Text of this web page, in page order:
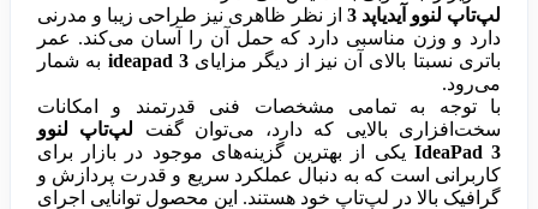
لپ‌تاپ لنوو آیدیاپد 3
از نظر ظاهری نیز طراحی زیبا و مدرنی
دارد و وزن مناسبی دارد که حمل آن را آسان می‌کند. عمر
باتری نسبتا بالای آن نیز از دیگر مزایایideapad 3 به شمار
می‌رود.
با توجه به تمامی مشخصات فنی قدرتمند و امکانات
سخت‌افزاری بالایی که دارد، می‌توان گفت لپ‌تاپ لنوو
IdeaPad 3 یکی از بهترین گزینه‌های موجود در بازار برای
کاربرانی است که به دنبال عملکرد سریع و قدرت پردازش و
گرافیک بالا در لپ‌تاپ خود هستند. این محصول توانایی اجرای